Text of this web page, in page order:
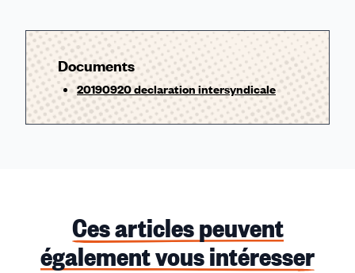
Documents
20190920 declaration intersyndicale
Ces articles peuvent
également vous intéresser